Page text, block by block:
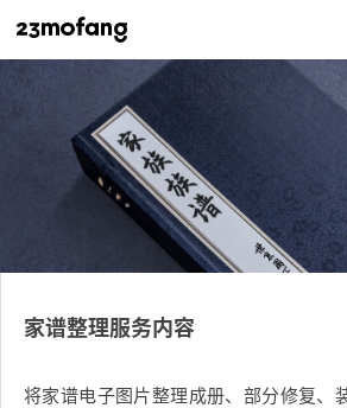
家谱整理服务内容
将家谱电子图片整理成册、部分修复、